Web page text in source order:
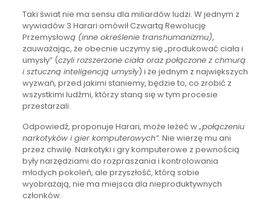
Taki świat nie ma sensu dla miliardów ludzi. W jednym z
wywiadów 3 Harari omówił Czwartą Rewolucję
Przemysłową (inne określenie transhumanizmu),
zauważając, że obecnie uczymy się „produkować ciała i
umysły” (czyli rozszerzone ciała oraz połączone z chmurą
i sztuczną inteligencją umysły) i że jednym z największych
wyzwań, przed jakimi staniemy, będzie to, co zrobić z
wszystkimi ludźmi, którzy staną się w tym procesie
przestarzali.
Odpowiedź, proponuje Harari, może leżeć w„połączeniu
narkotyków i gier komputerowych”. Nie wierzę mu ani
przez chwilę. Narkotyki i gry komputerowe z pewnością
były narzędziami do rozpraszania i kontrolowania
młodych pokoleń, ale przyszłość, którą sobie
wyobrażają, nie ma miejsca dla nieproduktywnych
członków.